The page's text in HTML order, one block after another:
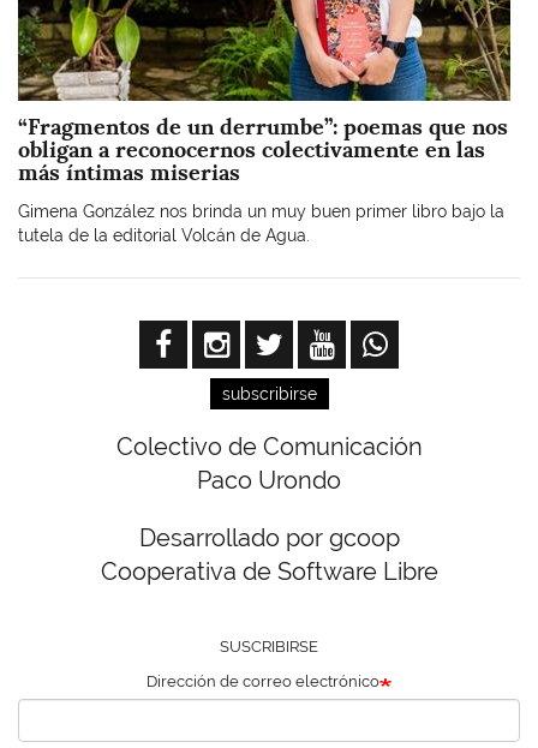
“Fragmentos de un derrumbe”: poemas que nos
obligan a reconocernos colectivamente en las
más íntimas miserias
Gimena González nos brinda un muy buen primer libro bajo la
tutela de la editorial Volcán de Agua.
subscribirse
Colectivo de Comunicación
Paco Urondo
Desarrollado por gcoop
Cooperativa de Software Libre
SUSCRIBIRSE
Dirección de correo electrónico